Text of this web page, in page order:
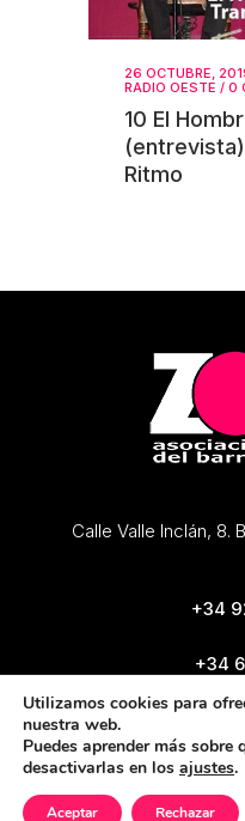
26 OCTUBRE,
RADIO OESTE / 0
10 El
Ritmo
Calle Valle Inclán, 8.
+34
+34
Utilizamos cookies para
nuestra web.
Puedes aprender más
desactivarlas en los ajustes.
Aceptar Rechazar